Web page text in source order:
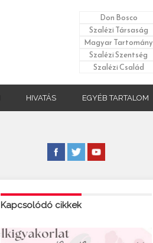
Don Bosco
Szalézi Társaság
Magyar Tartomány
Szalézi Szentség
Szalézi Család
HIVATÁS EGYÉB TARTALOM
Kapcsolódó cikkek